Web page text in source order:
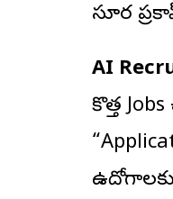
సూర్య
AI
కొత్త